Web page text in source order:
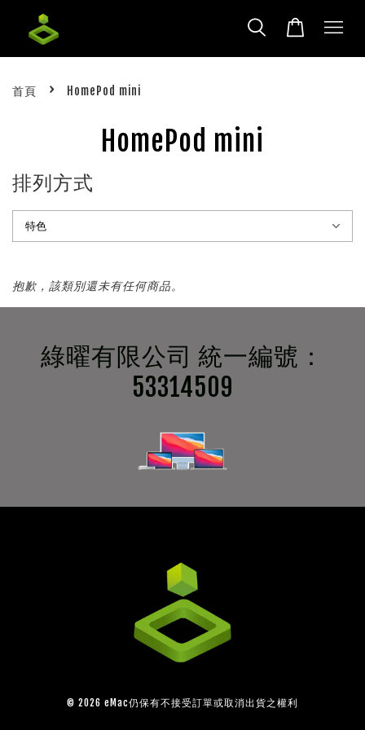
首頁 › HomePod mini
HomePod mini
排列方式
抱歉，該類別還未有任何商品。
綠曜有限公司 統一編號：
53314509
© 2026 eMac仍保有不接受訂單或取消出貨之權利